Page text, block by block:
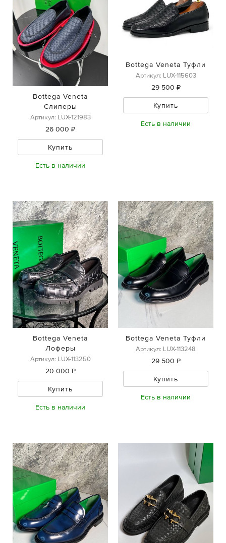
Bottega Veneta
Слиперы
Артикул: LUX-121983
26 000 ₽
Купить
Есть в наличии
Bottega Veneta Туфли
Артикул: LUX-115603
29 500 ₽
Купить
Есть в наличии
Bottega Veneta
Лоферы
Артикул: LUX-113250
20 000 ₽
Купить
Есть в наличии
Bottega Veneta Туфли
Артикул: LUX-113248
29 500 ₽
Купить
Есть в наличии